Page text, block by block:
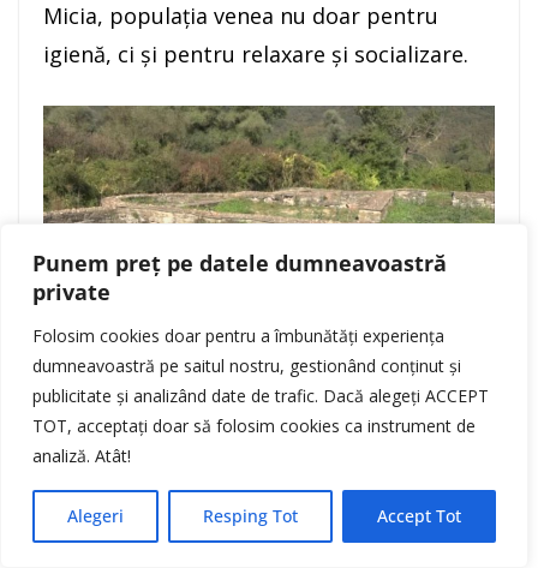
Punem preț pe datele dumneavoastră
private
Folosim cookies doar pentru a îmbunătăți experiența
dumneavoastră pe saitul nostru, gestionând conținut și
publicitate și analizând date de trafic. Dacă alegeți ACCEPT
TOT, acceptați doar să folosim cookies ca instrument de
analiză. Atât!
Alegeri Resping Tot Accept Tot
Micia, po­pulaţia venea nu doar pentru
igienă, ci şi pentru relaxare şi socializare.
Micia are extrem de multe poveşti. Unele
tragice, unele interesante, chiar şi
romantice, povesteşte Mihaela Simion:
„Puţini ştiu, de exemplu, că, de la Micia,